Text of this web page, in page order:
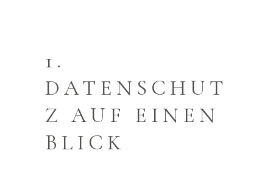
1.
DATENSCHUT
Z AUF EINEN
BLICK